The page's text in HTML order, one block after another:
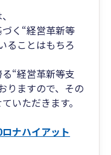
く“経営革新等
ることはもちろ
“経営革新等支
りますので、その
いただきます。
ナハイアット